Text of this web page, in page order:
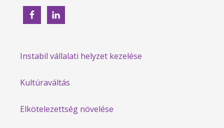
Instabil vállalati helyzet kezelése
Kultúraváltás
Elkötelezettség növelése